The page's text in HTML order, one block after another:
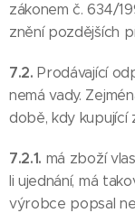
zákonem č. 634/
znění pozdějších
7.2.Prodávající
nemá vady.
době, kdy kupující
7.2.1. má zboží
li ujednání, má
výrobce popsal